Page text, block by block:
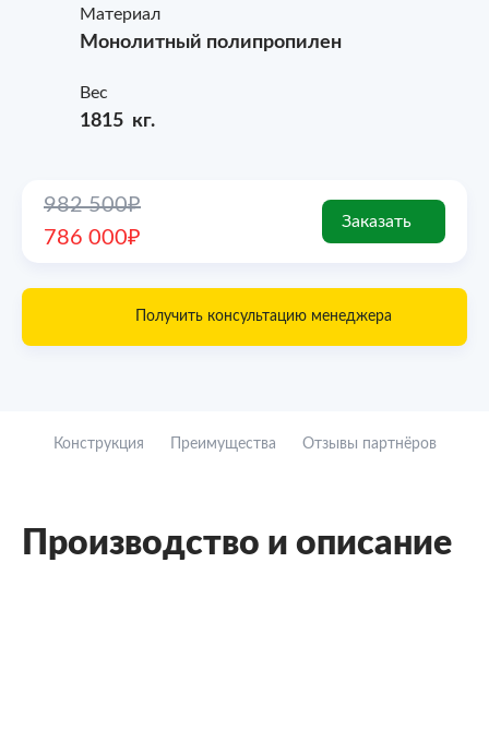
Материал
Монолитный полипропилен
Вес
1815 кг.
982 500₽
786 000₽
Заказать
Получить консультацию менеджера
Конструкция Преимущества Отзывы партнёров
Производство и описание